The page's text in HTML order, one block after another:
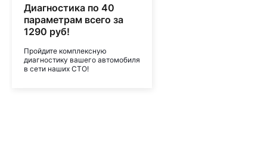
Диагностика по 40
параметрам всего за
1290 руб!
Пройдите комплексную
диагностику вашего автомобиля
в сети наших СТО!